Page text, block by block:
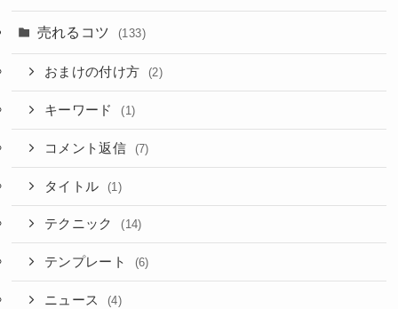
売れるコツ (133)
おまけの付け方 (2)
キーワード (1)
コメント返信 (7)
タイトル (1)
テクニック (14)
テンプレート (6)
ニュース (4)